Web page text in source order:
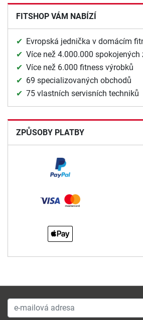
FITSHOP VÁM NABÍZÍ
Evropská jednička v domácím
Více než 4.000.000 spokojených
Více než 6.000 fitness výrobků
69 specializovaných obchodů
75 vlastních servisních techniků
ZPŮSOBY PLATBY
e-mailová adresa